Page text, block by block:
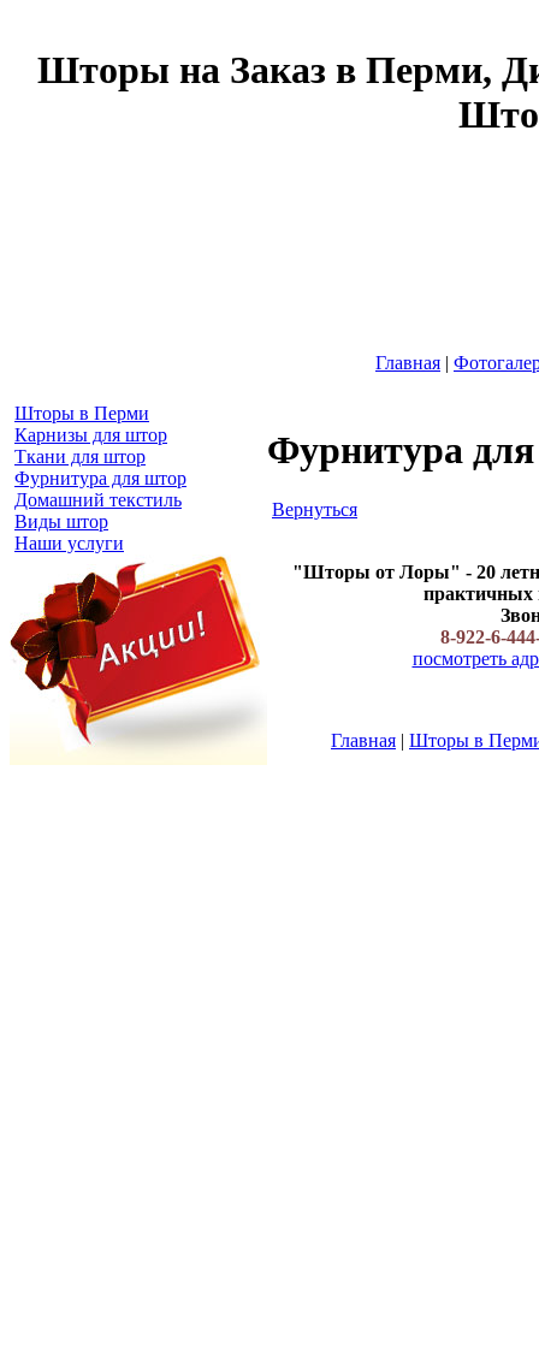
Шторы на Заказ в Перми,
Главная |
Шторы в Перми
Карнизы для штор
Ткани для штор
Фурнитура для штор
Домашний текстиль
Виды штор
Наши услуги
Фурнитура
Вернуться
"Шторы от Лоры" - 20
практичных
8-922-6-
посмотреть
Главная | Шторы в